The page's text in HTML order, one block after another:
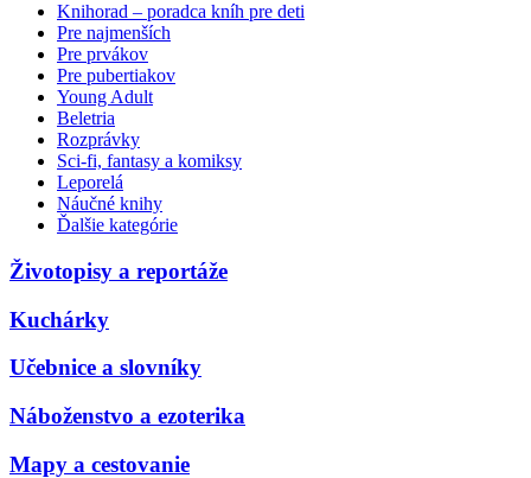
Knihorad – poradca kníh pre deti
Pre najmenších
Pre prvákov
Pre pubertiakov
Young Adult
Beletria
Rozprávky
Sci-fi, fantasy a komiksy
Leporelá
Náučné knihy
Ďalšie kategórie
Životopisy a reportáže
Kuchárky
Učebnice a slovníky
Náboženstvo a ezoterika
Mapy a cestovanie